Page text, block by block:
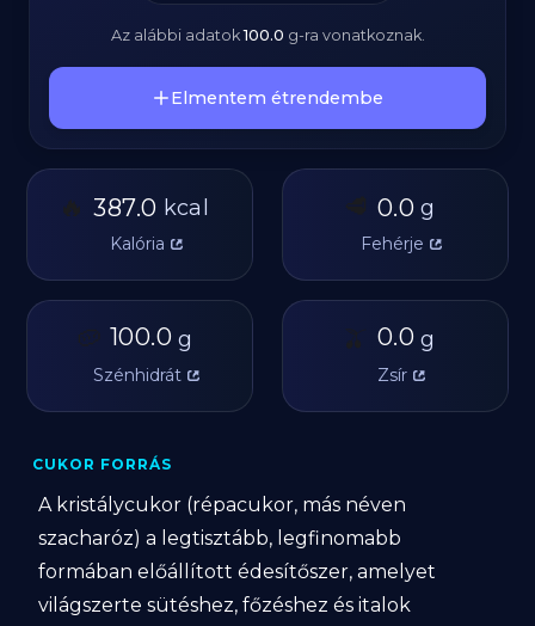
Az alábbi adatok100.0 g-ra vonatkoznak.
Elmentem étrendembe
🔥 387.0 kcal
Kalória
🥩 0.0 g
Fehérje
🥔 100.0 g
Szénhidrát
🫒 0.0 g
Zsír
CUKOR FORRÁS
A kristálycukor (répacukor, más néven
szacharóz) a legtisztább, legfinomabb
formában előállított édesítőszer, amelyet
világszerte sütéshez, főzéshez és italok